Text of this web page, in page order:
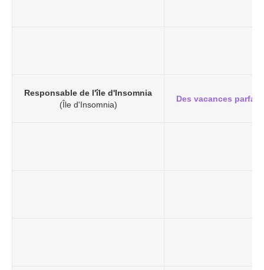
Responsable de l'île d'Insomnia
(Île d'Insomnia)
Des vacances